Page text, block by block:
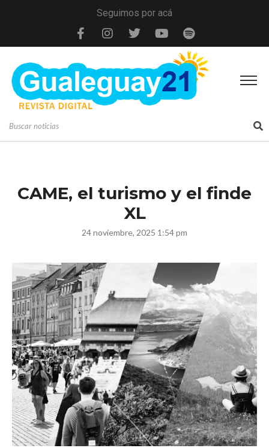
Seguimos por acá
CAME, el turismo y el finde
XL
24 noviembre, 2025 1:54 pm